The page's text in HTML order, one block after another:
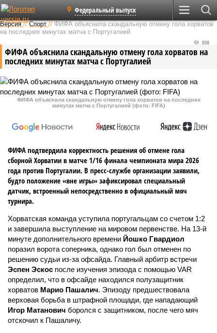
Федеральный выпуск
Версия //Спорт //ФИФА объяснила скандальную отмену гола хорватов
на последних минутах матча с Португалией
ФИФА объяснила скандальную отмену гола хорватов на
последних минутах матча с Португалией
898
ФИФА объяснила скандальную отмену гола хорватов на последних
минутах матча с Португалией (фото: FIFA)
ФИФА подтвердила корректность решения об отмене гола
сборной Хорватии в матче 1/16 финала чемпионата мира 2026
года против Португалии. В пресс-службе организации заявили,
будто положение «вне игры» зафиксировал специальный
датчик, встроенный непосредственно в официальный мяч
турнира.
Хорватская команда уступила португальцам со счетом 1:2
и завершила выступление на мировом первенстве. На 13-й
минуте дополнительного времени Йошко Гвардиол
поразил ворота соперника, однако гол был отменен по
решению судьи из-за офсайда. Главный арбитр встречи
Эспен Эскос после изучения эпизода с помощью VAR
определил, что в офсайде находился полузащитник
хорватов Марио Пашалич. Эпизоду предшествовала
верховая борьба в штрафной площади, где нападающий
Игор Матанович боролся с защитником, после чего мяч
отскочил к Пашаличу.